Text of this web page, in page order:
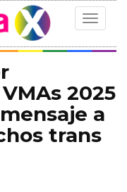
Toggle
2025
a
trans